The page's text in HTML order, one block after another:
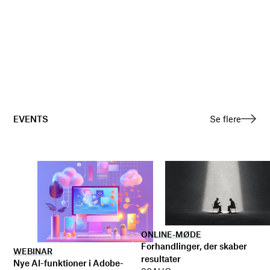
EVENTS Se flere
WEBINAR
Nye AI-funktioner i Adobe-
ONLINE-MØDE
Forhandlinger, der skaber
resultater